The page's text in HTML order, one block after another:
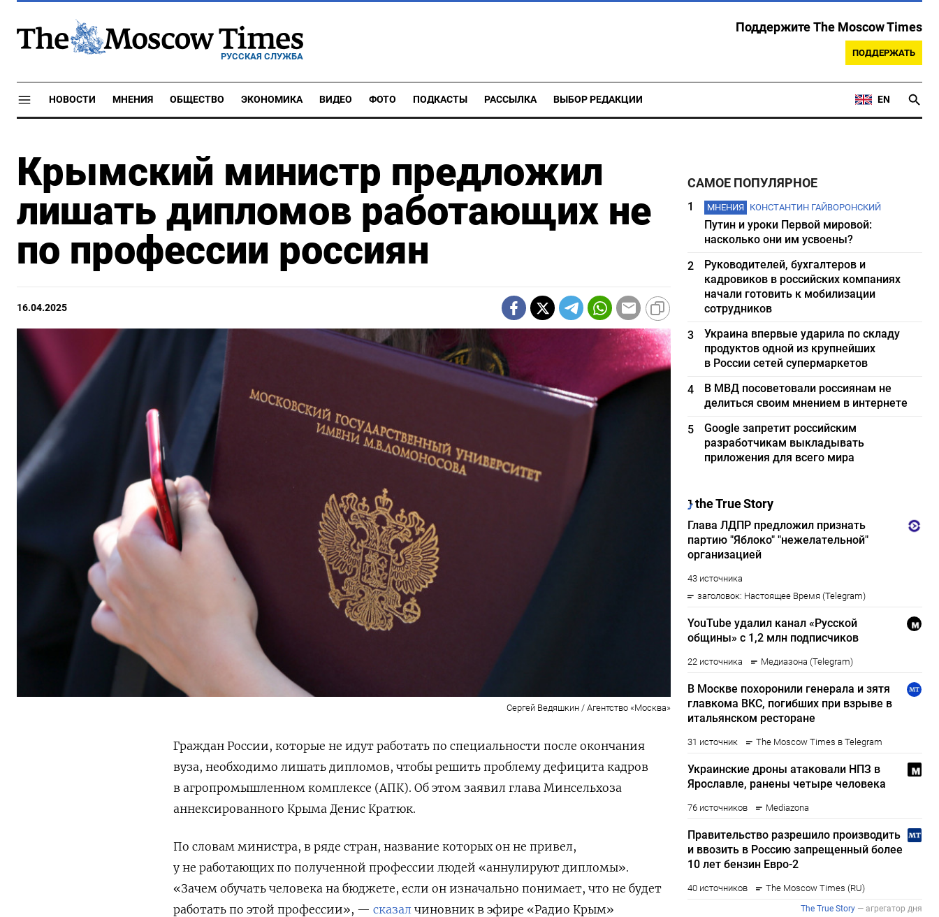
РУССКАЯ СЛУЖБА
Поддержите The Moscow Times
ПОДДЕРЖАТЬ
НОВОСТИ МНЕНИЯ ОБЩЕСТВО ЭКОНОМИКА ВИДЕО ФОТО ПОДКАСТЫ РАССЫЛКА ВЫБОР РЕДАКЦИИ EN
Крымский министр предложил
лишать дипломов работающих не
по профессии россиян
16.04.2025
Сергей Ведяшкин / Агентство «Москва»
Граждан России, которые не идут работать по специальности после окончания
вуза, необходимо лишать дипломов, чтобы решить проблему дефицита кадров
в агропромышленном комплексе (АПК). Об этом заявил глава Минсельхоза
аннексированного Крыма Денис Кратюк.
По словам министра, в ряде стран, название которых он не привел,
у не работающих по полученной профессии людей «аннулируют дипломы».
«Зачем обучать человека на бюджете, если он изначально понимает, что не будет
работать по этой профессии», — сказал чиновник в эфире «Радио Крым»
САМОЕ ПОПУЛЯРНОЕ
1 МНЕНИЯ КОНСТАНТИН ГАЙВОРОНСКИЙ
Путин и уроки Первой мировой:
насколько они им усвоены?
2
Руководителей, бухгалтеров и
кадровиков в российских компаниях
начали готовить к мобилизации
сотрудников
3
Украина впервые ударила по складу
продуктов одной из крупнейших
в России сетей супермаркетов
4
В МВД посоветовали россиянам не
делиться своим мнением в интернете
5
Google запретит российским
разработчикам выкладывать
приложения для всего мира